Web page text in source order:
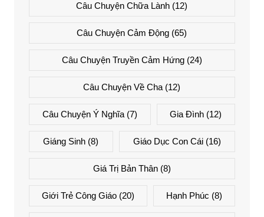
Câu Chuyện Chữa Lành (12)
Câu Chuyện Cảm Động (65)
Câu Chuyện Truyền Cảm Hứng(24)
Câu Chuyện Về Cha (12)
Câu Chuyện Ý Nghĩa(7) Gia Đình (12)
Giáng Sinh (8) Giáo Dục Con Cái(16)
Giá Trị Bản Thân(8)
Giới Trẻ Công Giáo(20) Hạnh Phúc (8)